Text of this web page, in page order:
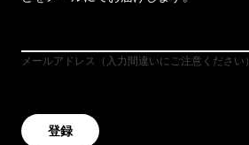
メールアドレス（入力間違いにご注意ください）
登録